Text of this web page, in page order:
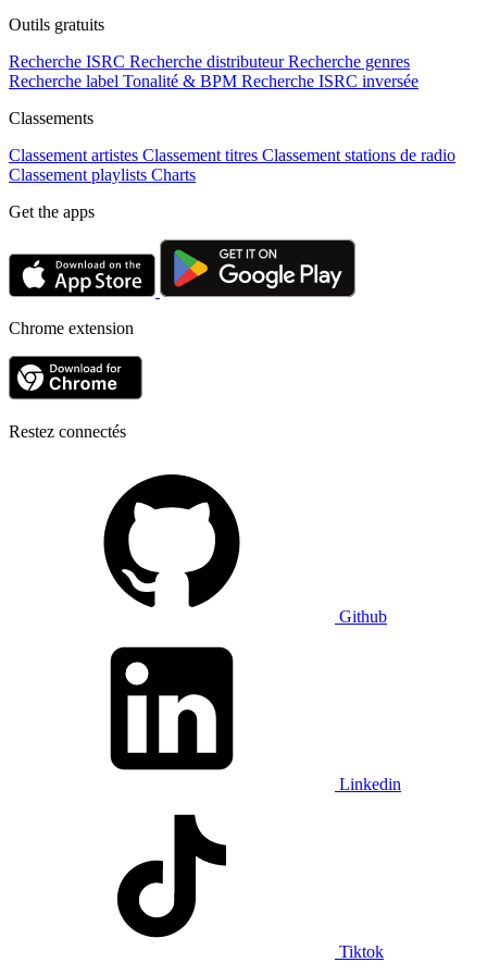
Outils gratuits
Recherche ISRC Recherche distributeur Recherche genres
Recherche label Tonalité & BPM Recherche ISRC inversée
Classements
Classement artistes Classement titres Classement stations de radio
Classement playlists Charts
Get the apps
Chrome extension
Restez connectés
Github
Linkedin
Tiktok